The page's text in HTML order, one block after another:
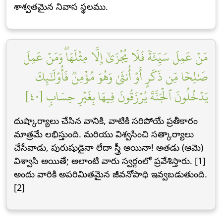
శాశ్వతమైన నివాస స్థలము.
مَنۡ عَمِلَ سَيِّئَةٗ فَلَا يُجۡزَىٰٓ إِلَّا مِثۡلَهَاۖ وَمَنۡ عَمِلَ
صَٰلِحٗا مِّن ذَكَرٍ أَوۡ أُنثَىٰ وَهُوَ مُؤۡمِنٞ فَأُوْلَٰٓئِكَ
يَدۡخُلُونَ ٱلۡجَنَّةَ يُرۡزَقُونَ فِيهَا بِغَيۡرِ حِسَابٖ [٤٠]
దుష్కార్యాలు చేసిన వానికి, వాటికి సరిపోయే ప్రతీకారం
మాత్రమే లభిస్తుంది. మరియు విశ్వసించి సత్కార్యాలు
చేసేవాడు, పురుషుడైనా లేదా స్త్రీ అయినా! అతడు (ఆమె)
విశ్వాసి అయితే; అలాంటి వారు స్వర్గంలో ప్రవేశిస్తారు. [1]
అందు వారికి అపరిమితమైన జీవనోపాధి ఇవ్వబడుతుంది.
[2]